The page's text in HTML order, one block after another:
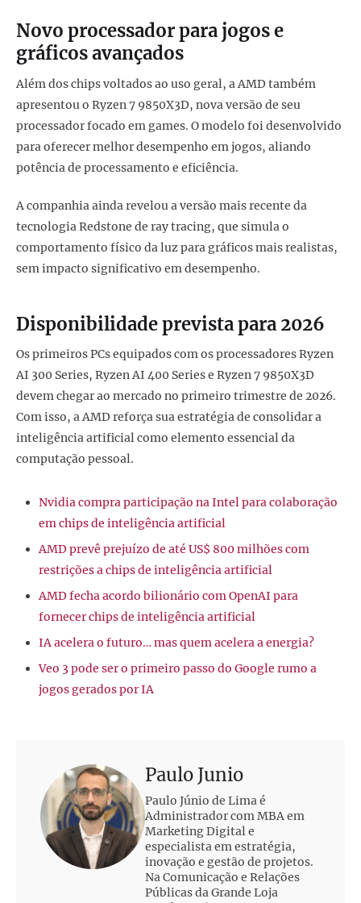
Novo processador para jogos e
gráficos avançados
Além dos chips voltados ao uso geral, a AMD também
apresentou o Ryzen 7 9850X3D, nova versão de seu
processador focado em games. O modelo foi desenvolvido
para oferecer melhor desempenho em jogos, aliando
potência de processamento e eficiência.
A companhia ainda revelou a versão mais recente da
tecnologia Redstone de ray tracing, que simula o
comportamento físico da luz para gráficos mais realistas,
sem impacto significativo em desempenho.
Disponibilidade prevista para 2026
Os primeiros PCs equipados com os processadores Ryzen
AI 300 Series, Ryzen AI 400 Series e Ryzen 7 9850X3D
devem chegar ao mercado no primeiro trimestre de 2026.
Com isso, a AMD reforça sua estratégia de consolidar a
inteligência artificial como elemento essencial da
computação pessoal.
Nvidia compra participação na Intel para colaboração
em chips de inteligência artificial
AMD prevê prejuízo de até US$ 800 milhões com
restrições a chips de inteligência artificial
AMD fecha acordo bilionário com OpenAI para
fornecer chips de inteligência artificial
IA acelera o futuro… mas quem acelera a energia?
Veo 3 pode ser o primeiro passo do Google rumo a
jogos gerados por IA
Paulo Junio
Paulo Júnio de Lima é
Administrador com MBA em
Marketing Digital e
especialista em estratégia,
inovação e gestão de projetos.
Na Comunicação e Relações
Públicas da Grande Loja